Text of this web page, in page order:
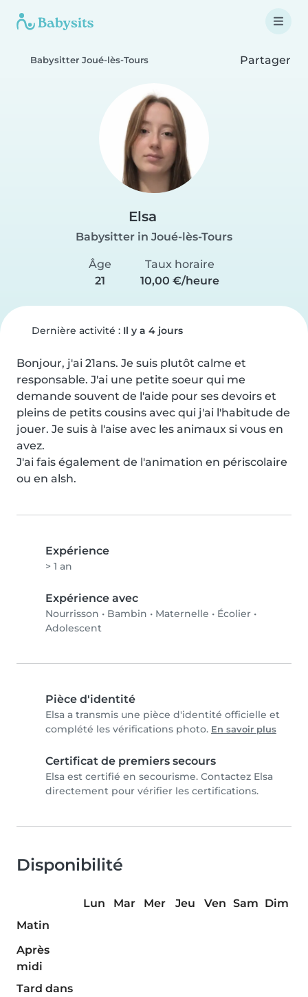
Babysitter Joué-lès-Tours Partager
Elsa
Babysitter in Joué-lès-Tours
Âge
21
Taux horaire
10,00 €/heure
Dernière activité : Il y a 4 jours
Bonjour, j'ai 21ans. Je suis plutôt calme et
responsable. J'ai une petite soeur qui me
demande souvent de l'aide pour ses devoirs et
pleins de petits cousins avec qui j'ai l'habitude de
jouer. Je suis à l'aise avec les animaux si vous en
avez.
J'ai fais également de l'animation en périscolaire
ou en alsh.
Expérience
> 1 an
Expérience avec
Nourrisson • Bambin • Maternelle • Écolier •
Adolescent
Pièce d'identité
Elsa a transmis une pièce d'identité officielle et
complété les vérifications photo. En savoir plus
Certificat de premiers secours
Elsa est certifié en secourisme. Contactez Elsa
directement pour vérifier les certifications.
Disponibilité
Lun Mar Mer Jeu Ven Sam Dim
Matin
Après
midi
Tard dans